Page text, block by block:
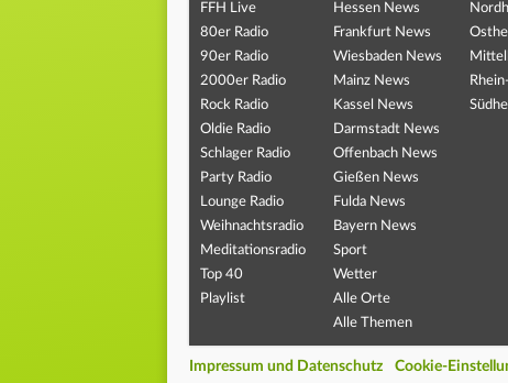
FFH Live
80er Radio
90er Radio
2000er Radio
Rock Radio
Oldie Radio
Schlager Radio
Party Radio
Lounge Radio
Weihnachtsradio
Meditationsradio
Top 40
Playlist
Hessen News
Frankfurt News
Wiesbaden News
Mainz News
Kassel News
Darmstadt News
Offenbach News
Gießen News
Fulda News
Bayern News
Sport
Wetter
Alle Orte
Alle Themen
Impressum und Datenschutz Cookie-